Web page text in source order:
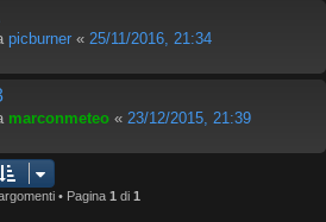
picburner « 25/11/2016, 21:34
marconmeteo « 23/12/2015, 21:39
• Pagina 1 di 1